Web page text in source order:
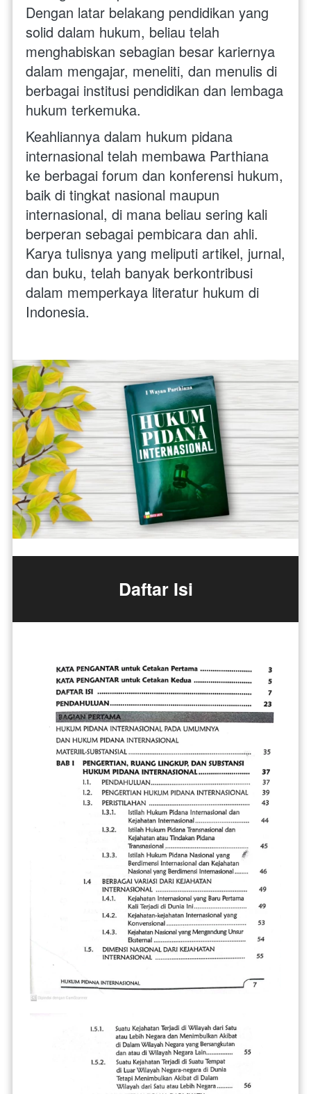
Dengan latar belakang pendidikan yang
solid dalam hukum, beliau telah
menghabiskan sebagian besar kariernya
dalam mengajar, meneliti, dan menulis di
berbagai institusi pendidikan dan lembaga
hukum terkemuka.
Keahliannya dalam hukum pidana
internasional telah membawa Parthiana
ke berbagai forum dan konferensi hukum,
baik di tingkat nasional maupun
internasional, di mana beliau sering kali
berperan sebagai pembicara dan ahli.
Karya tulisnya yang meliputi artikel, jurnal,
dan buku, telah banyak berkontribusi
dalam memperkaya literatur hukum di
Indonesia.
Daftar Isi